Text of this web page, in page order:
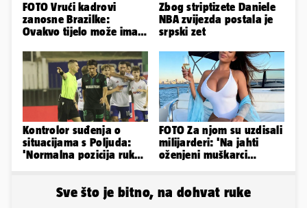
FOTO Vrući kadrovi
zanosne Brazilke:
Ovakvo tijelo može imati
Zbog striptizete Daniele
NBA zvijezda postala je
srpski zet
Kontrolor suđenja o
situacijama s Poljuda:
'Normalna pozicija ruku
FOTO Za njom su uzdisali
milijarderi: 'Na jahti
oženjeni muškarci
Sve što je bitno, na dohvat ruke